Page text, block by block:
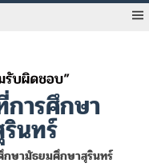
ารศึกษา
นทร์
กษามัธยมศึกษาสุรินทร์